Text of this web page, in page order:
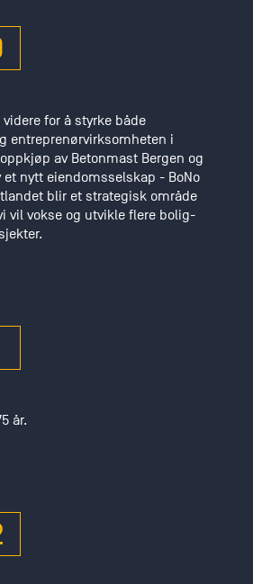
videre for å styrke både
entreprenørvirksomheten i
av Betonmast Bergen og
et nytt eiendomsselskap - BoNo
blir et strategisk område
vil vokse og utvikle flere bolig-
år.